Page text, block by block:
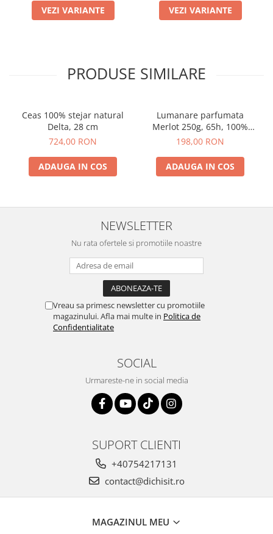
VEZI VARIANTE VEZI VARIANTE
PRODUSE SIMILARE
Ceas 100% stejar natural
Delta, 28 cm
724,00 RON
ADAUGA IN COS
Lumanare parfumata
Merlot 250g, 65h, 100%
ceara vegetala
198,00 RON
ADAUGA IN COS
NEWSLETTER
Nu rata ofertele si promotiile noastre
Vreau sa primesc newsletter cu promotiile
magazinului. Afla mai multe in Politica de
Confidentialitate
SOCIAL
Urmareste-ne in social media
SUPORT CLIENTI
+40754217131
contact@dichisit.ro
MAGAZINUL MEU